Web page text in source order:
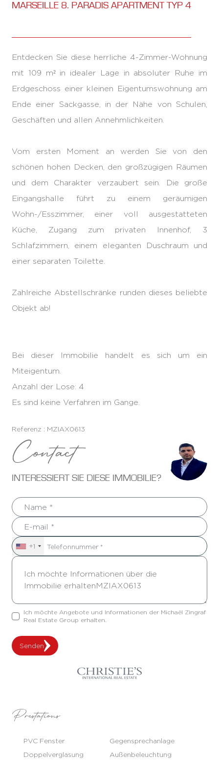
MARSEILLE 8. PARADIS APARTMENT TYP 4
Entdecken Sie diese herrliche 4-Zimmer-Wohnung
mit 109 m² in idealer Lage in absoluter Ruhe im
Erdgeschoss einer kleinen Eigentumswohnung am
Ende einer Sackgasse, in der Nähe von Schulen,
Geschäften und allen Annehmlichkeiten.
Vom ersten Moment an werden Sie von den
schönen hohen Decken, den großzügigen Räumen
und dem Charakter verzaubert sein. Die große
Eingangshalle führt zu einem geräumigen
Wohn-/Esszimmer, einer voll ausgestatteten
Küche, Zugang zum privaten Innenhof, 3
Schlafzimmern, einem eleganten Duschraum und
einer separaten Toilette.
Zahlreiche Abstellschränke runden dieses beliebte
Objekt ab!
Bei dieser Immobilie handelt es sich um ein
Miteigentum.
Anzahl der Lose: 4
Es sind keine Verfahren im Gange.
Referenz : MZIAX0613
Contact
INTERESSIERT SIE DIESE IMMOBILIE?
+1
Ich möchte Angebote und Informationen der Michaël Zingraf
Real Estate Group erhalten.
Senden
Prestations
PVC Fenster
Gegensprechanlage
Doppelverglasung
Außenbeleuchtung